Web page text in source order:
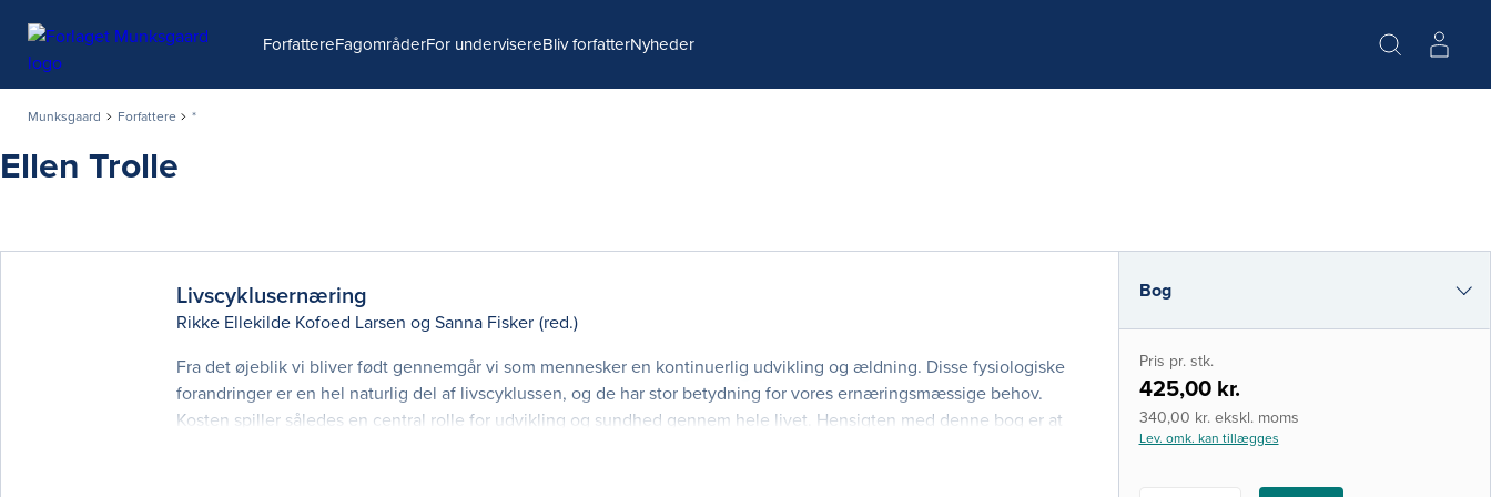
ForfattereFagområderFor undervisereBliv forfatterNyheder
Munksgaard Forfattere *
Ellen Trolle
Livscyklusernæring
Rikke Ellekilde Kofoed Larsen og Sanna Fisker (red.)
Fra det øjeblik vi bliver født gennemgår vi som mennesker en kontinuerlig udvikling og ældning. Disse fysiologiske
forandringer er en hel naturlig del af livscyklussen, og de har stor betydning for vores ernæringsmæssige behov.
Kosten spiller således en central rolle for udvikling og sundhed gennem hele livet. Hensigten med denne bog er at
Bog
i-bog
Pris pr. stk.
425,00 kr.
340,00 kr. ekskl. moms
Lev. omk. kan tillægges